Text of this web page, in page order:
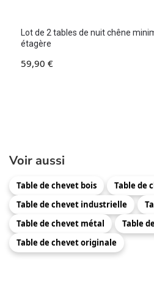
Lot de 2 tables de nuit chêne
étagère
59,90 €
Voir aussi
Table de chevet bois
Table de
Table de chevet industrielle
Table de chevet métal
Table
Table de chevet originale